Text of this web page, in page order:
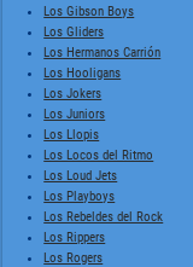
Los Gibson Boys
Los Gliders
Los Hermanos Carrión
Los Hooligans
Los Jokers
Los Juniors
Los Llopis
Los Locos del Ritmo
Los Loud Jets
Los Playboys
Los Rebeldes del Rock
Los Rippers
Los Rogers